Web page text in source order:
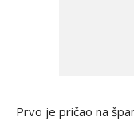
Prvo je pričao na